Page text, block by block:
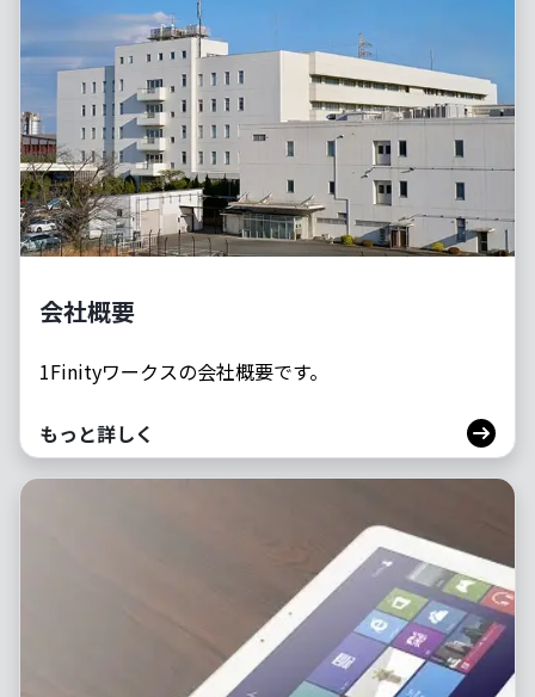
会社概要
1Finityワークスの会社概要です。
もっと詳しく